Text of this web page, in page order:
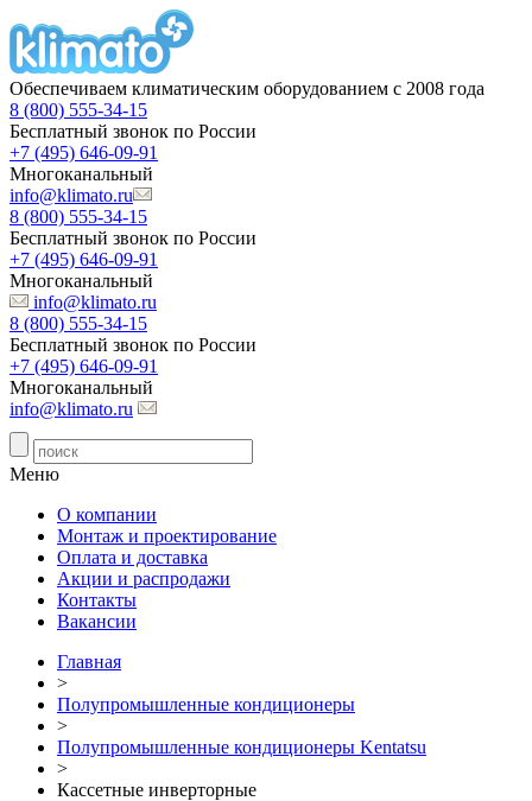
Обеспечиваем климатическим оборудованием с 2008 года
8 (800) 555-34-15
Бесплатный звонок по России
+7 (495) 646-09-91
Многоканальный
info@klimato.ru
8 (800) 555-34-15
Бесплатный звонок по России
+7 (495) 646-09-91
Многоканальный
info@klimato.ru
8 (800) 555-34-15
Бесплатный звонок по России
+7 (495) 646-09-91
Многоканальный
info@klimato.ru
Меню
О компании
Монтаж и проектирование
Оплата и доставка
Акции и распродажи
Контакты
Вакансии
Главная
>
Полупромышленные кондиционеры
>
Полупромышленные кондиционеры Kentatsu
>
Кассетные инверторные